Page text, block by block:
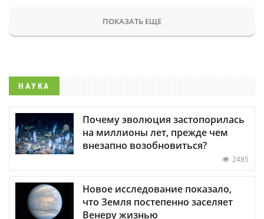
ПОКАЗАТЬ ЕЩЕ
НАУКА
Почему эволюция застопорилась
на миллионы лет, прежде чем
внезапно возобновиться?
2485
Новое исследование показало,
что Земля постепенно заселяет
Венеру жизнью